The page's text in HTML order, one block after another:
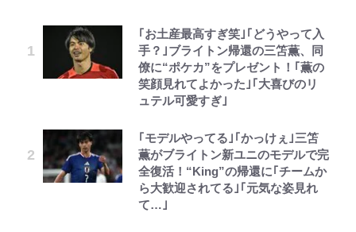
｢お土産最高すぎ笑｣｢どうやって入
手？｣ブライトン帰還の三笘薫、同
僚に“ポケカ”をプレゼント！｢薫の
笑顔見れてよかった｣｢大喜びのリ
ュテル可愛すぎ｣
｢モデルやってる｣｢かっけぇ｣三笘
薫がブライトン新ユニのモデルで完
全復活！“King”の帰還に｢チームか
ら大歓迎されてる｣｢元気な姿見れ
て…｣
空の轍と大地の雲と 第1回
第3回 出版までの道のり・その2
レビュー『仮面家族』悠木シュン・
著
公式-ヒロインが来る前に妊娠しま
した~詰んだはずの悪役令嬢です
が、どうやら違うようです~ 第1話
公式-異世界召喚は二度目です 第1
公式-ヒロインが来る前に妊娠しま
した~詰んだはずの悪役令嬢です
が、どうやら違うようです~ 第2話
『ONE PIECE』今後の展開に絡ん
できそうな「意味深な表紙連載」
「神」エネルの月での展開に、元王
下七武海の謎めいた過去も…
上杉達也の才能を「いち早く見出し
た人物たち」
「BOSS×ポケモン30周年」第2弾
コラボ実施！ 新商品「歴戦の微
元衆院議員・山尾志桜里が語る誹謗
中傷動画…「計り知れない」切り抜
き落選運動の影響と今語る「保育園
落ちた日本死ね」
事情』がある」…山尾志桜里が
SNSのバッシングにも向き合う理
由と独自メンタル術
武田久美子が語る23年ぶり写真集
浅草は日本の心だゾ
とうちゃんが出世するゾ
ボンジュールでポンジュースだゾ
やってはいけない！「キャンプツー
リング」での「NGパッキング」7
選！ 安全＆快適につながる「荷物
の順序や位置」積載のコツとは？
「実体験レポ」
アユは「怒らせて掛ける」魚だっ
た！ ルアーを追わせて釣りあげる
「アユイング」のオリジナリティ＆
おもしろさを知る
「危ない」「やめて」第1子妊娠中
の田中みな実、ゴリゴリヒール着用
に心配の声…ザックリ衣装にも意見
続々
い意味” 三山凌輝「無反省メー
ル」文春第2弾で“一家の限界”報道
も
【川口春奈と結婚】板倉滉は「めっ